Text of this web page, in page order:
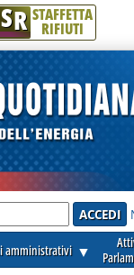
SR STAFFETTA
RIFIUTI
amministrativi ▼